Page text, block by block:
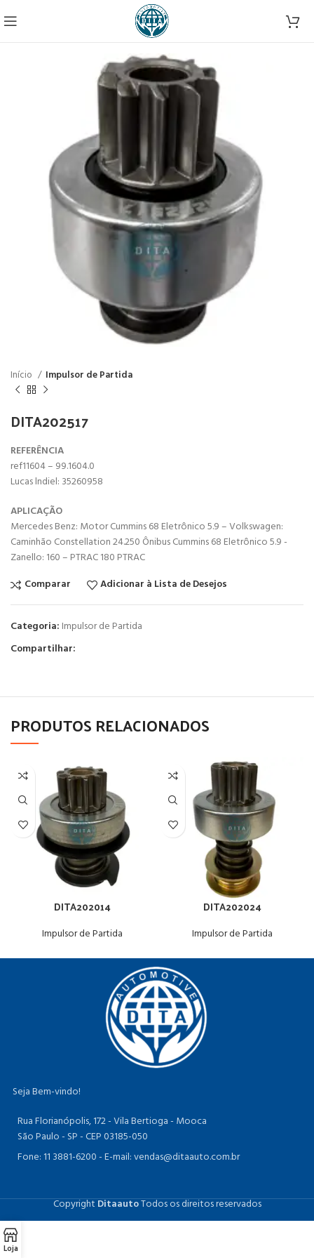
Início Impulsor de Partida
DITA202517
REFERÊNCIA
ref11604 – 99.1604.0
Lucas lndiel: 35260958
APLICAÇÃO
Mercedes Benz: Motor Cummins 68 Eletrônico 5.9 – Volkswagen:
Caminhão Constellation 24.250 Ônibus Cummins 68 Eletrônico 5.9 -
Zanello: 160 – PTRAC 180 PTRAC
Comparar
Adicionar à Lista de Desejos
Categoria: Impulsor de Partida
Compartilhar:
PRODUTOS RELACIONADOS
DITA202014
Impulsor de Partida
DITA202024
Impulsor de Partida
Seja Bem-vindo!
Rua Florianópolis, 172 - Vila Bertioga - Mooca
São Paulo - SP - CEP 03185-050
Fone: 11 3881-6200 -E-mail: vendas@ditaauto.com.br
CopyrightDitaautoTodos os direitos reservados
Loja